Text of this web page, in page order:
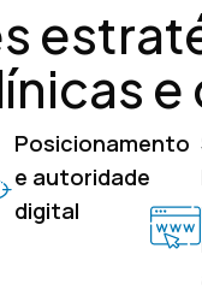
Posicionamento
e autoridade
digital